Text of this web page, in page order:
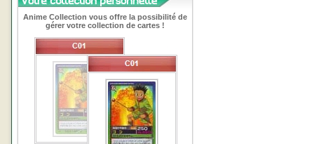
Anime Collection vous offre la possibilité de
gérer votre collection de cartes !